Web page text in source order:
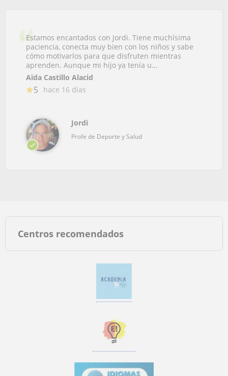
Estamos encantados con Jordi. Tiene muchísima
paciencia, conecta muy bien con los niños y sabe
cómo motivarlos para que disfruten mientras
aprenden. Aunque mi hijo ya tenía u...
Aïda Castillo Alacid
5 hace 16 días
Jordi
Profe de Deporte y Salud
Centros recomendados